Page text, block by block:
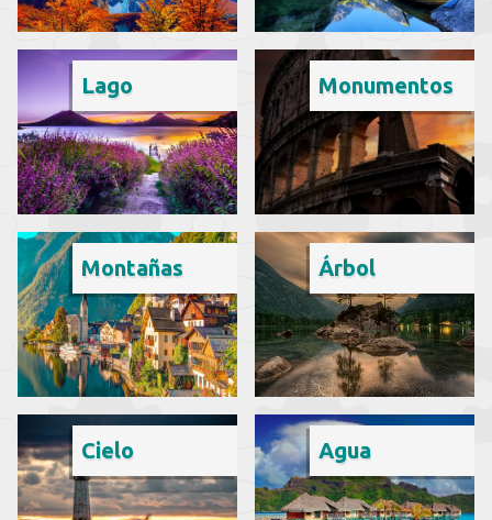
Lago Monumentos
Montañas Árbol
Cielo Agua